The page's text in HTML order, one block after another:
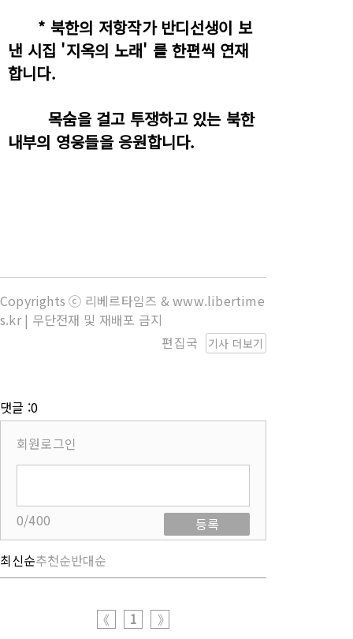
* 북한의 저항작가 반디선생이 보
낸 시집 '지옥의 노래' 를 한편씩 연재
합니다.
목숨을 걸고 투쟁하고 있는 북한
내부의 영웅들을 응원합니다.
Copyrights ⓒ 리베르타임즈 & www.libertime
s.kr | 무단전재 및 재배포 금지
기사 더보기
편집국
댓글 :0
회원로그인
0/400
등록
최신순추천순반대순
《 1 》